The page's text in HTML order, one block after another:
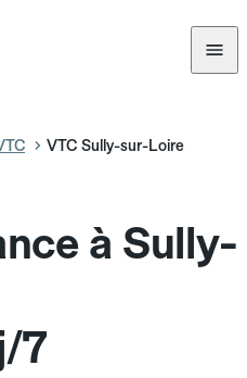
VTC Sully-sur-Loire
à Sully-
7